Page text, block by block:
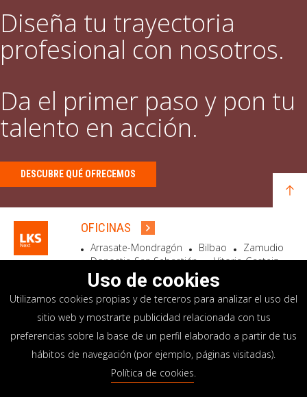
Diseña tu trayectoria
profesional con nosotros.
Da el primer paso y pon tu
talento en acción.
DESCUBRE QUÉ OFRECEMOS
OFICINAS
Arrasate-Mondragón Bilbao
Zamudio
Donostia-San Sebastián
Vitoria-Gasteiz
Madrid
El Astillero Bidart
SEDE SOCIAL
Goiru, 7 Arrasate-Mondragón
CP 20500 GIPUZKOA – SPAIN
+34 900 84 14 14
info@lksnext.com
Uso de cookies
Utilizamos cookies propias y de terceros para analizar el uso del
sitio web y mostrarte publicidad relacionada con tus
preferencias sobre la base de un perfil elaborado a partir de tus
hábitos de navegación (por ejemplo, páginas visitadas).
Política de cookies.